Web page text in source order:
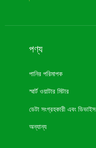
পণ্য
পানির পরিমাপক
স্মার্ট ওয়াটার মিটার
ডেটা সংগ্রহকারী এবং ডিভাইস
অন্যান্য